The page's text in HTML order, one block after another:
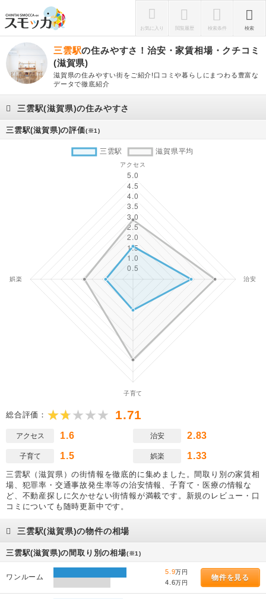
お気に入り 閲覧履歴 検索条件 検索
三雲駅の住みやすさ！治安・家賃相場・クチコミ
(滋賀県)
滋賀県の住みやすい街をご紹介!口コミや暮らしにまつわる豊富な
データで徹底紹介
三雲駅(滋賀県)の住みやすさ
三雲駅(滋賀県)の評価(※1)
総合評価： 1.71
アクセス 1.6 治安 2.83
子育て 1.5 娯楽 1.33
三雲駅（滋賀県）の街情報を徹底的に集めました。間取り別の家賃相
場、犯罪率・交通事故発生率等の治安情報、子育て・医療の情報な
ど、不動産探しに欠かせない街情報が満載です。新規のレビュー・口
コミについても随時更新中です。
三雲駅(滋賀県)の物件の相場
三雲駅(滋賀県)の間取り別の相場(※1)
ワンルーム
5.9万円
4.6万円
物件を見る